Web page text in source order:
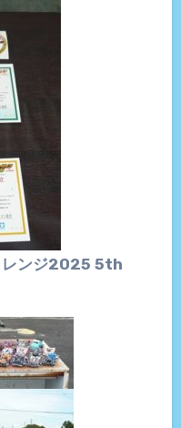
レンジ2025 5th